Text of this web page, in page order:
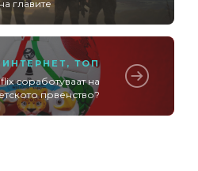
главите
ИНТЕРНЕТ , ТОП
соработуваат на
првенство?